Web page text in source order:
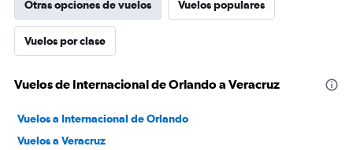
Otras opciones de vuelos Vuelos populares
Vuelos por clase
Vuelos de Internacional de Orlando a Veracruz
Vuelos a Internacional de Orlando
Vuelos a Veracruz